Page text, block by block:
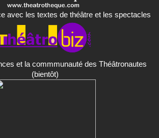
avec les textes de théâtre et les spectacles
et la commmunauté des Théâtronautes
(bientôt)